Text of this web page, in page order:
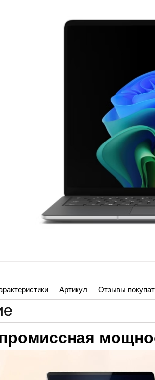
Артикул Отзывы